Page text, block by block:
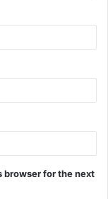
browser for the next